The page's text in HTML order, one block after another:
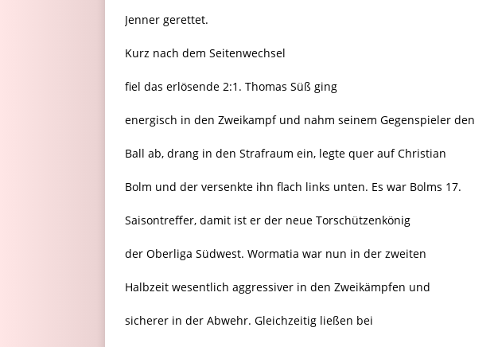
Jenner gerettet.
Kurz nach dem Seitenwechsel
fiel das erlösende 2:1. Thomas Süß ging
energisch in den Zweikampf und nahm seinem Gegenspieler den
Ball ab, drang in den Strafraum ein, legte quer auf Christian
Bolm und der versenkte ihn flach links unten. Es war Bolms 17.
Saisontreffer, damit ist er der neue Torschützenkönig
der Oberliga Südwest. Wormatia war nun in der zweiten
Halbzeit wesentlich aggressiver in den Zweikämpfen und
sicherer in der Abwehr. Gleichzeitig ließen bei